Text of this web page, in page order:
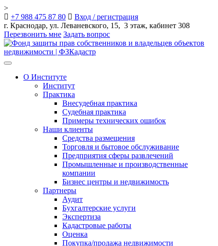
>
+7 988 475 87 80
Вход / регистрация
г. Краснодар, ул. Леваневского, 15, 3 этаж, кабинет 308
Перезвонить мне Задать вопрос
Toggle
navigationО Институте
Институт
Практика
Внесудебная практика
Судебная практика
Примеры технических ошибок
Наши клиенты
Средства размещения
Торговля и бытовое обслуживание
Предприятия сферы развлечений
Промышленные и производственные
компании
Бизнес центры и недвижимость
Партнеры
Аудит
Бухгалтерские услуги
Экспертиза
Кадастровые работы
Оценка
Покупка/продажа недвижимости